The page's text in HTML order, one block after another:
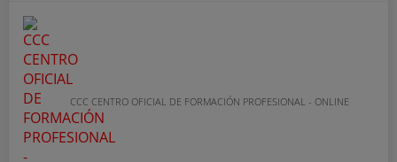
CCC CENTRO OFICIAL DE FORMACIÓN PROFESIONAL - ONLINE